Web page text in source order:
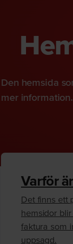
Den hemsida
mer information.
Varför
Det finns ett
hemsidor
faktura som
uppsagd.